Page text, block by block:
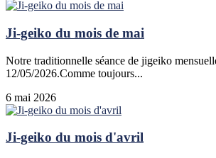
Ji-geiko du mois de mai
Notre traditionnelle séance de jigeiko
12/05/2026.Comme toujours...
6 mai 2026
Ji-geiko du mois d'avril